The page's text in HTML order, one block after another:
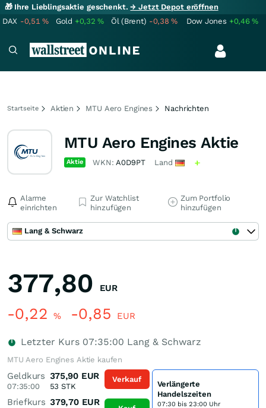
🎁 Ihre Lieblingsaktie geschenkt.→ Jetzt Depot eröffnen
DAX -0,51% Gold +0,32% Öl (Brent) -0,38% Dow Jones +0,46%
Startseite Aktien MTU Aero Engines Nachrichten
MTU Aero Engines Aktie
Aktie WKN:A0D9PT Land
Alarme
einrichten
Zur Watchlist
hinzufügen
Zum Portfolio
hinzufügen
Lang & Schwarz
377,80 EUR
-0,22 % -0,85 EUR
Letzter Kurs 07:35:00 Lang & Schwarz
MTU Aero Engines Aktie kaufen
Geldkurs
07:35:00
375,90 EUR
53 STK
Briefkurs 379,70 EUR
Verkauf
Verlängerte
Handelszeiten
07:30 bis 23:00 Uhr